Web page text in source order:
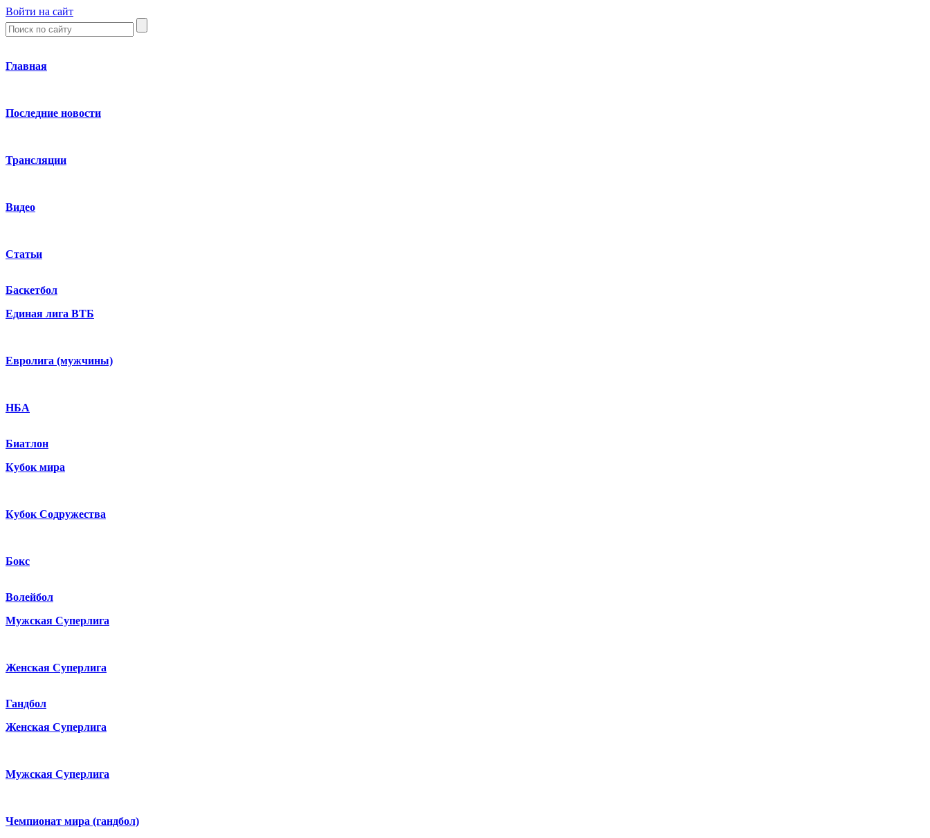
Войти на сайт
Главная
Последние новости
Трансляции
Видео
Статьи
Баскетбол
Единая лига ВТБ
Евролига (мужчины)
НБА
Биатлон
Кубок мира
Кубок Содружества
Бокс
Волейбол
Мужская Суперлига
Женская Суперлига
Гандбол
Женская Суперлига
Мужская Суперлига
Чемпионат мира (гандбол)